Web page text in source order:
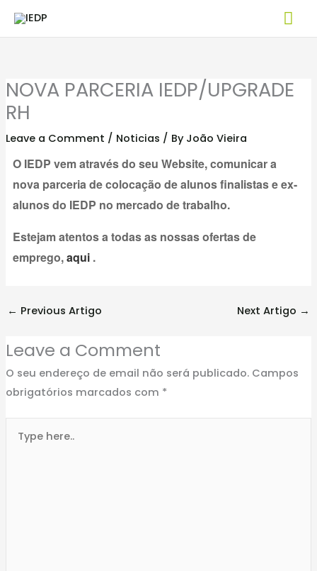
NOVA PARCERIA IEDP/UPGRADE
RH
Leave a Comment / Noticias / By João Vieira
O IEDP vem através do seu Website, comunicar a
nova parceria de colocação de alunos finalistas e ex-
alunos do IEDP no mercado de trabalho.
Estejam atentos a todas as nossas ofertas de
emprego,aqui .
← Previous Artigo Next Artigo →
Leave a Comment
O seu endereço de email não será publicado. Campos
obrigatórios marcados com *
here..